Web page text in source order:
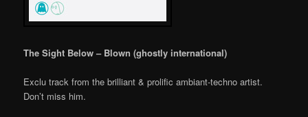
The Sight Below – Blown (ghostly international)
Exclu track from the brilliant & prolific ambiant-techno artist.
Don’t miss him.